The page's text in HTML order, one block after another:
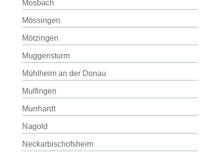
Mosbach
Mössingen
Mötzingen
Muggensturm
Mühlheim an der Donau
Mulfingen
Murrhardt
Nagold
Neckarbischofsheim